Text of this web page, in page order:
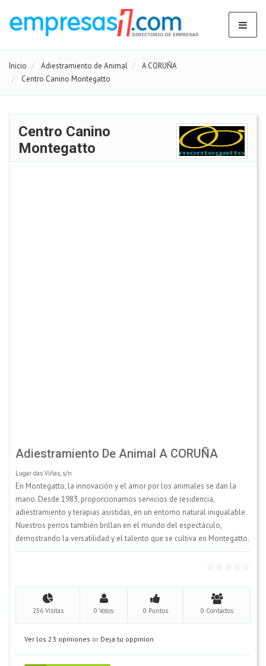
Inicio Adiestramiento de Animal
A CORUÑA
Centro Canino Montegatto
Centro Canino
Montegatto
Adiestramiento De Animal A CORUÑA
Lugar das Viñas, s/n
En Montegatto, la innovación y el amor por los animales se dan la
mano. Desde 1983, proporcionamos servicios de residencia,
adiestramiento y terapias asistidas, en un entorno natural inigualable.
Nuestros perros también brillan en el mundo del espectáculo,
demostrando la versatilidad y el talento que se cultiva en Montegatto.
256 Visitas 0 Votos 0 Puntos 0 Contactos
Ver los 23 opiniones or Deja tu oppinion